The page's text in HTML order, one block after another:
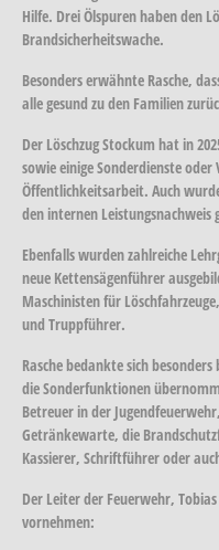
Hilfe. Drei Ölspuren haben den
Brandsicherheitswache.
Besonders erwähnte Rasche,
alle gesund zu den Familien
Der Löschzug Stockum hat in
sowie einige Sonderdienste
Öffentlichkeitsarbeit. Auch
den internen Leistungsnachweis
Ebenfalls wurden zahlreiche
neue Kettensägenführer
Maschinisten für
und Truppführer.
Rasche bedankte sich
die Sonderfunktionen
Betreuer in der
Getränkewarte, die
Kassierer, Schriftführer oder
Der Leiter der Feuerwehr,
vornehmen: